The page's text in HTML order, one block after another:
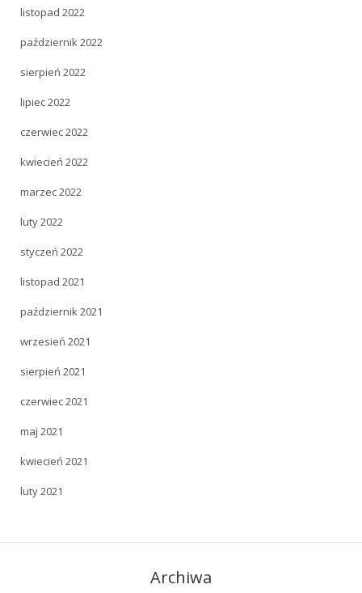
listopad 2022
październik 2022
sierpień 2022
lipiec 2022
czerwiec 2022
kwiecień 2022
marzec 2022
luty 2022
styczeń 2022
listopad 2021
październik 2021
wrzesień 2021
sierpień 2021
czerwiec 2021
maj 2021
kwiecień 2021
luty 2021
Archiwa